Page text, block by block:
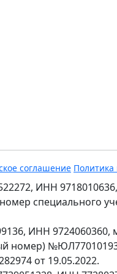
соглашение
ИНН
специального
ИНН 9724060360,
номер)
от 19.05.2022.